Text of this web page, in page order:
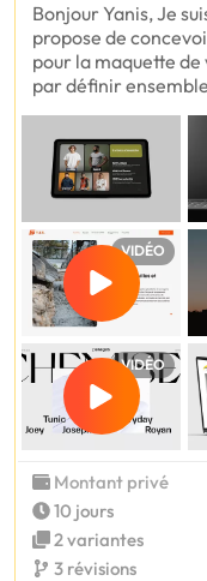
Bonjour Yanis, Je
propose de
pour la maquette
par définir
VIDÉO
VIDÉO
Montant privé
10 jours
2 variantes
3 révisions